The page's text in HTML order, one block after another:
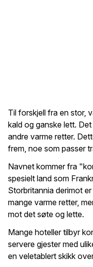
Til forskjell fra en stor,
kald og ganske lett.
andre varme retter.
frem, noe som passer
Navnet kommer fra
spesielt land som
Storbritannia derimot
mange varme retter,
mot det søte og lette.
Mange hoteller tilbyr
servere gjester med
en veletablert skikk